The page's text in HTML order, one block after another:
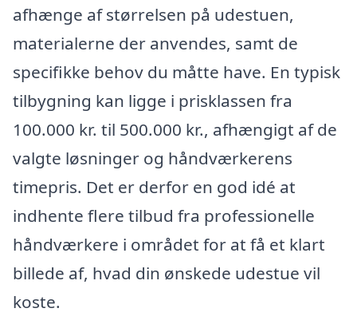
afhænge af størrelsen på udestuen,
materialerne der anvendes, samt de
specifikke behov du måtte have. En typisk
tilbygning kan ligge i prisklassen fra
100.000 kr. til 500.000 kr., afhængigt af de
valgte løsninger og håndværkerens
timepris. Det er derfor en god idé at
indhente flere tilbud fra professionelle
håndværkere i området for at få et klart
billede af, hvad din ønskede udestue vil
koste.